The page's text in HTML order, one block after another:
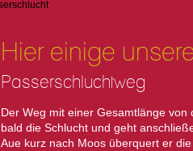
Hier einige
Passerschluchtweg
Der Weg mit einer Gesamtlänge
bald die Schlucht und geht
Aue kurz nach Moos überquert er